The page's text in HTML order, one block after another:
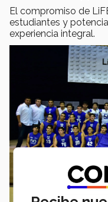
El compromiso de
estudiantes y
experiencia integral.